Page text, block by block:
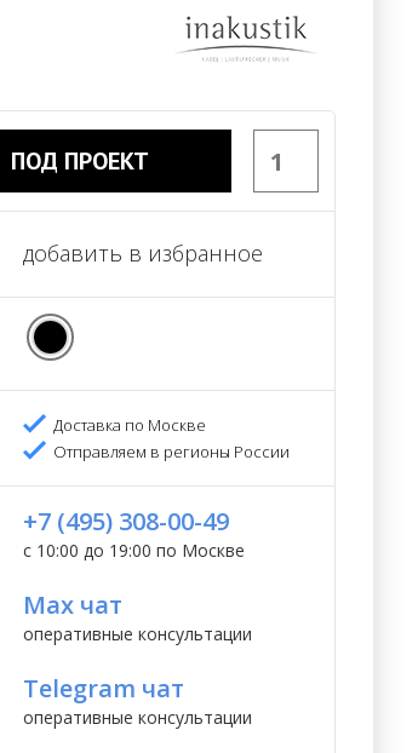
ПОД ПРОЕКТ
добавить в избранное
Доставка по Москве
Отправляем в регионы России
+7 (495) 308-00-49
с 10:00 до 19:00 по Москве
Max чат
оперативные консультации
Telegram чат
оперативные консультации